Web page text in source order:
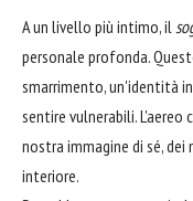
A un livello più intimo, il
personale profonda.
smarrimento, un'identità
sentire vulnerabili.
nostra immagine di sé,
interiore.